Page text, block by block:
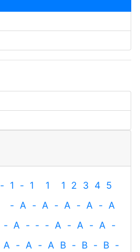
- 1 - 1 1 1 2 3 4 5
- A - A - A - A - A
‐ A - ‐ - A - A - A -
A - A - A B - B - B -